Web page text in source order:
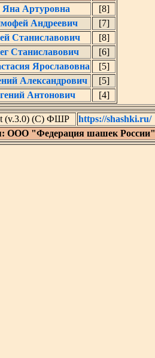
Яна Артуровна
[8]
Андреевич
[7]
Станиславович
[8]
Станиславович
[6]
Ярославовна
[5]
Александрович
[5]
Антонович [4]
(v.3.0) (C) ФШР
https://shashki.ru/
ООО "Федерация шашек России"